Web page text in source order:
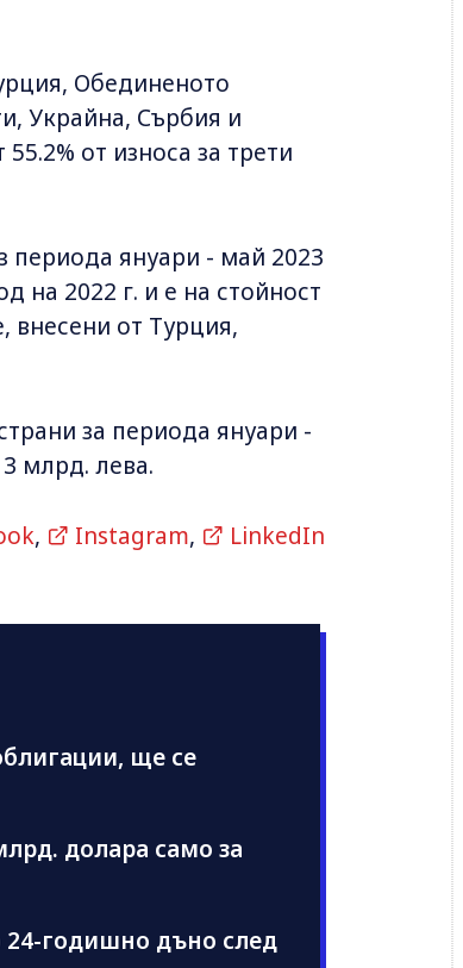
Обединеното
Украйна, Сърбия и
от износа за трети
периода януари - май 2023
на 2022 г. и е на стойност
внесени от Турция,
за периода януари -
млрд. лева.
, Instagram,
LinkedIn
ще се
долара само за
24-годишно дъно след